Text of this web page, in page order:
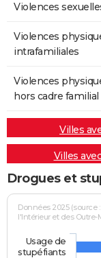
Violences
Violences
intrafamiliales
Violences
hors cadre familial
Villes
Villes
Drogues et
Données 2025 (source
l'Intérieur et des Outre-
Usage de
stupéfiants